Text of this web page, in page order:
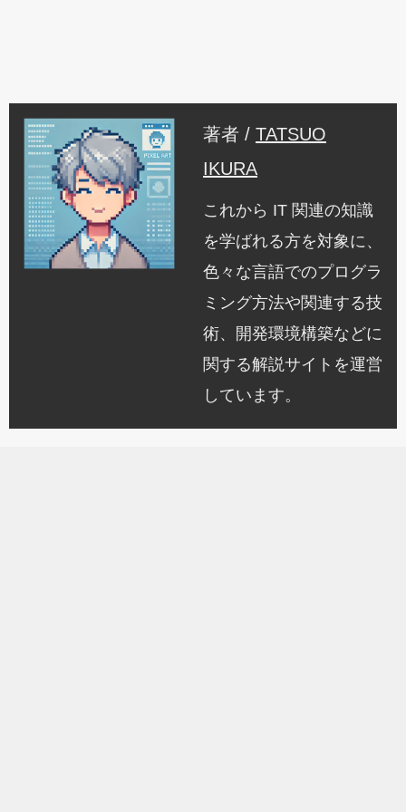
著者 / TATSUO
IKURA
これから IT 関連の知識
を学ばれる方を対象に、
色々な言語でのプログラ
ミング方法や関連する技
術、開発環境構築などに
関する解説サイトを運営
しています。